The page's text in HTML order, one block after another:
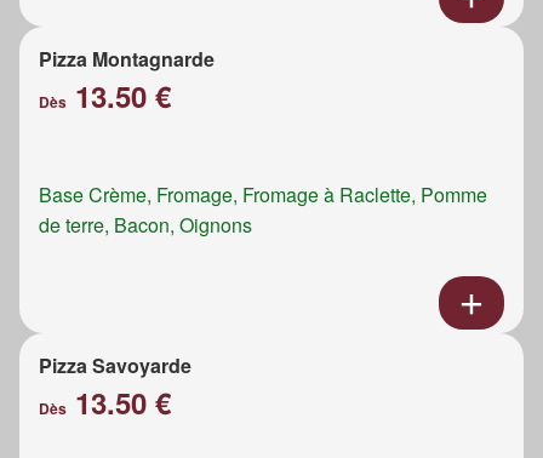
Pizza Montagnarde
Dès 13.50 €
Base Crème, Fromage, Fromage à Raclette, Pomme
de terre, Bacon, Oignons
Pizza Savoyarde
Dès 13.50 €